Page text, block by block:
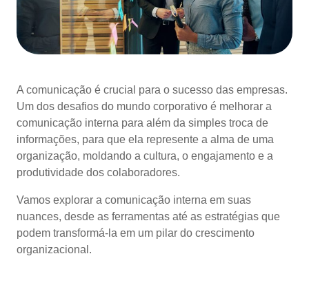
A comunicação é crucial para o sucesso das empresas.
Um dos desafios do mundo corporativo é melhorar a
comunicação interna para além da simples troca de
informações, para que ela represente a alma de uma
organização, moldando a cultura, o engajamento e a
produtividade dos colaboradores.
Vamos explorar a comunicação interna em suas
nuances, desde as ferramentas até as estratégias que
podem transformá-la em um pilar do crescimento
organizacional.